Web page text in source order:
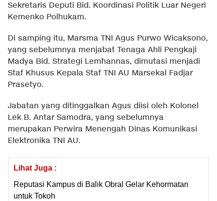
Sekretaris Deputi Bid. Koordinasi Politik Luar Negeri
Kemenko Polhukam.
Di samping itu, Marsma TNI Agus Purwo Wicaksono,
yang sebelumnya menjabat Tenaga Ahli Pengkaji
Madya Bid. Strategi Lemhannas, dimutasi menjadi
Staf Khusus Kepala Staf TNI AU Marsekal Fadjar
Prasetyo.
Jabatan yang ditinggalkan Agus diisi oleh Kolonel
Lek B. Antar Samodra, yang sebelumnya
merupakan Perwira Menengah Dinas Komunikasi
Elektronika TNI AU.
Lihat Juga :
Reputasi Kampus di Balik Obral Gelar Kehormatan
untuk Tokoh